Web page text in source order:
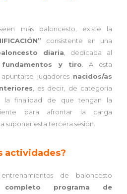
más baloncesto, existe la
consistente en una
diaria , dedicada al
fundamentos y tiro . A esta
jugadores nacidos/as
, es decir, de categoría
la finalidad de que tengan la
para afrontar la carga
suponer esta tercera sesión.
actividades?
de baloncesto
completo programa de